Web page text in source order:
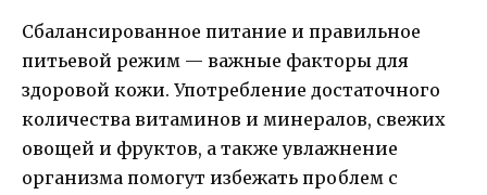
Сбалансированное питание и правильное
питьевой режим — важные факторы для
здоровой кожи. Употребление достаточного
количества витаминов и минералов, свежих
овощей и фруктов, а также увлажнение
организма помогут избежать проблем с